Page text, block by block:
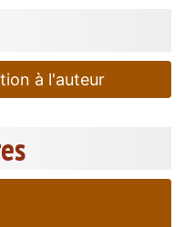
à l'auteur